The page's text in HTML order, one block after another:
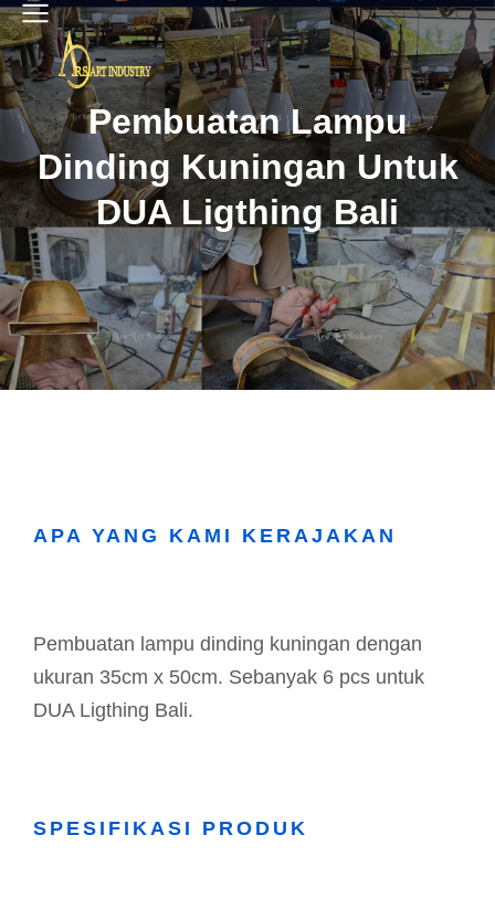
Pembuatan Lampu
Dinding Kuningan Untuk
DUA Ligthing Bali
APA YANG KAMI KERAJAKAN
Pembuatan lampu dinding kuningan dengan
ukuran 35cm x 50cm. Sebanyak 6 pcs untuk
DUA Ligthing Bali.
SPESIFIKASI PRODUK